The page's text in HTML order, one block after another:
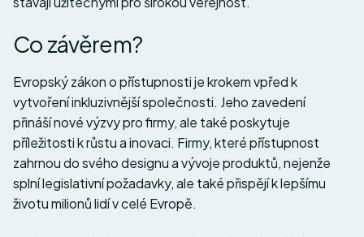
Co závěrem?
Evropský zákon o přístupnosti je krokem vpřed k
vytvoření inkluzivnější společnosti. Jeho zavedení
přináší nové výzvy pro firmy, ale také poskytuje
příležitosti k růstu a inovaci. Firmy, které přístupnost
zahrnou do svého designu a vývoje produktů, nejenže
splní legislativní požadavky, ale také přispějí k lepšímu
životu milionů lidí v celé Evropě.